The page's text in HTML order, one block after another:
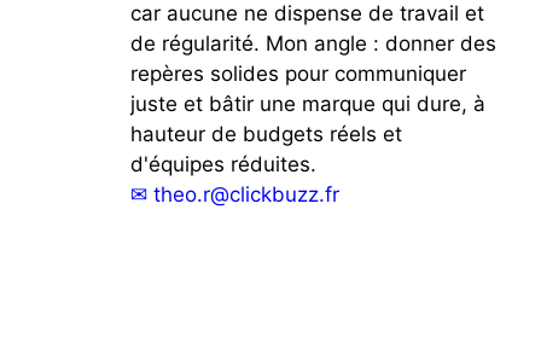
car aucune ne dispense de travail et
de régularité. Mon angle : donner des
repères solides pour communiquer
juste et bâtir une marque qui dure, à
hauteur de budgets réels et
d'équipes réduites.
✉ theo.r@clickbuzz.fr